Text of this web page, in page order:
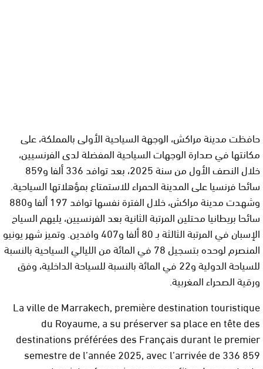
حافظت مدينة مراكش، الوجهة السياحية الأولى بالمملكة، على
مكانتها في صدارة الوجهات السياحية المفضلة لدى الفرنسيين،
خلال النصف الأول من سنة 2025، بعد توافد 336 ألفا و859
سائحا فرنسيا على المدينة الحمراء للاستمتاع بمؤهلاتها السياحية.
وشهدت مدينة مراكش، خلال الفترة نفسها توافد 197 ألفا و880
سائحا بريطانيا محتلين المرتبة الثانية بعد الفرنسيين، يليهم السياح
الإسبان في المرتبة الثالثة بـ 80 ألفا و407 وافدين. وتميز شهر يونيو
المنصرم لوحده بتسجيل 78 في المائة من الليالي السياحية بالنسبة
للسياحة الدولية و22 في المائة بالنسبة للسياحة الداخلية، وفق
ورقية الصحراء المغربية.
La ville de Marrakech, première destination touristique
du Royaume, a su préserver sa place en tête des
destinations préférées des Français durant le premier
semestre de l’année 2025, avec l’arrivée de 336 859